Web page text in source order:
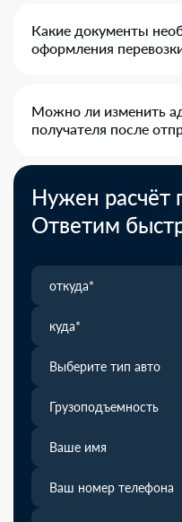
Какие документы
оформления
Можно ли изменить
получателя после
Нужен расчёт
Ответим
Выберите тип авто
Грузоподъемность